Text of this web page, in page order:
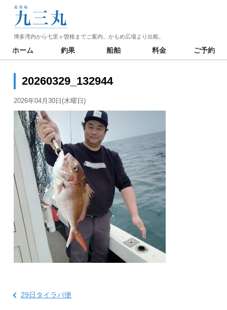
博多湾内から七里ヶ曽根までご案内。かもめ広場より出船。
ホーム 釣果 船舶 料金 ご予約
20260329_132944
2026年04月30日(木曜日)
29日タイラバ便